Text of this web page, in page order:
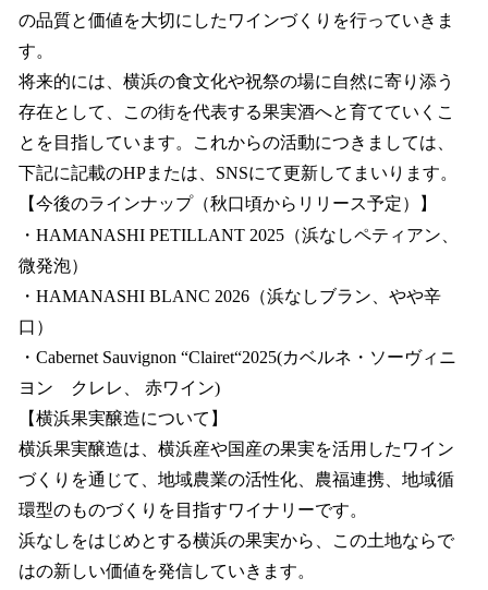
の品質と価値を大切にしたワインづくりを行っていきま
す。
将来的には、横浜の食文化や祝祭の場に自然に寄り添う
存在として、この街を代表する果実酒へと育てていくこ
とを目指しています。これからの活動につきましては、
下記に記載のHPまたは、SNSにて更新してまいります。
【今後のラインナップ（秋口頃からリリース予定）】
・HAMANASHI PETILLANT 2025（浜なしペティアン、
微発泡）
・HAMANASHI BLANC 2026（浜なしブラン、やや辛
口）
・Cabernet Sauvignon “Clairet“2025(カベルネ・ソーヴィニ
ヨン クレレ、 赤ワイン)
【横浜果実醸造について】
横浜果実醸造は、横浜産や国産の果実を活用したワイン
づくりを通じて、地域農業の活性化、農福連携、地域循
環型のものづくりを目指すワイナリーです。
浜なしをはじめとする横浜の果実から、この土地ならで
はの新しい価値を発信していきます。